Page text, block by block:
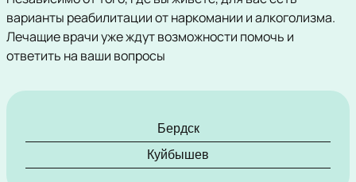
варианты реабилитации от наркомании и алкоголизма.
Лечащие врачи уже ждут возможности помочь и
ответить на ваши вопросы
Бердск
Куйбышев